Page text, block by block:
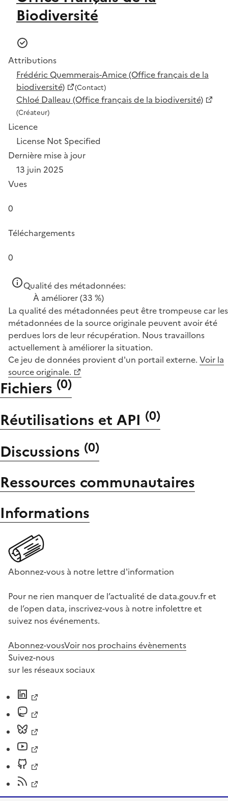
Biodiversité
Attributions
Frédéric Quemmerais-Amice (Office français de la
biodiversité)
(Contact)
Chloé Dalleau (Office français de la biodiversité)
(Créateur)
Licence
License Not Specified
Dernière mise à jour
13 juin 2025
Vues
0
Téléchargements
0
Qualité des métadonnées:
À améliorer(33 %)
La qualité des métadonnées peut être trompeuse car les
métadonnées de la source originale peuvent avoir été
perdues lors de leur récupération. Nous travaillons
actuellement à améliorer la situation.
Ce jeu de données provient d'un portail externe. Voir la
source originale.
Fichiers (0)
Réutilisations et API (0)
Discussions (0)
Ressources communautaires
Informations
Abonnez-vous à notre lettre d'information
Pour ne rien manquer de l’actualité de data.gouv.fr et
de l’open data, inscrivez-vous à notre infolettre et
suivez nos événements.
Abonnez-vousVoir nos prochains évènements
Suivez-nous
sur les réseaux sociaux